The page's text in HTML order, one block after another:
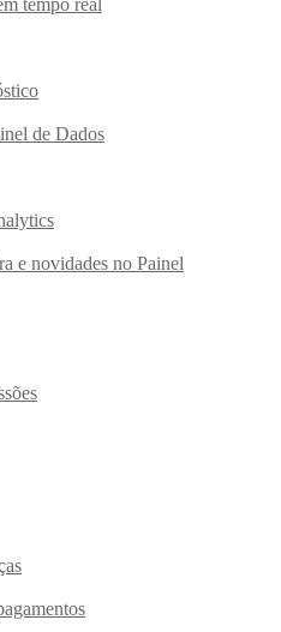
de Dados
e novidades no Painel